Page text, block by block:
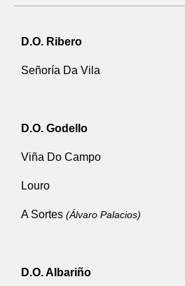
D.O. Ribero
Señoría Da Vila
D.O. Godello
Viña Do Campo
Louro
A Sortes (Álvaro Palacios)
D.O. Albariño